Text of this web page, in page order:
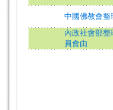
中國佛教會整
內政社會部
員會由